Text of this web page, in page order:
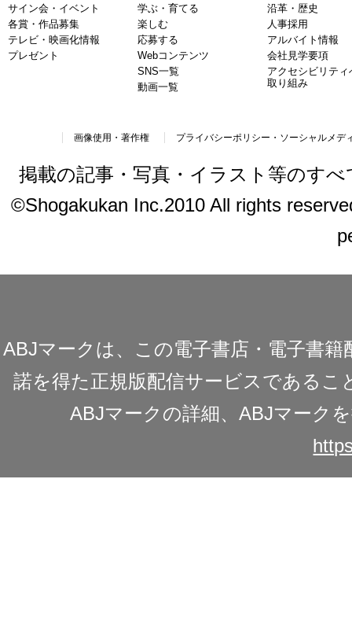
サイン会・イベント
各賞・作品募集
テレビ・映画化情報
プレゼント
学ぶ・育てる
楽しむ
応募する
Webコンテンツ
SNS一覧
動画一覧
沿革・歴史
人事採用
アルバイト情報
会社見学要項
アクセシビリティ
取り組み
画像使用・著作権 プライバシーポリシー・ソーシャルメデ
掲載の記事・写真・イラスト等のす
©Shogakukan Inc.2010 All rights
ABJマークは、この電子書店・電子書
諾を得た正規版配信サービスであるこ
ABJマークの詳細、ABJマーク